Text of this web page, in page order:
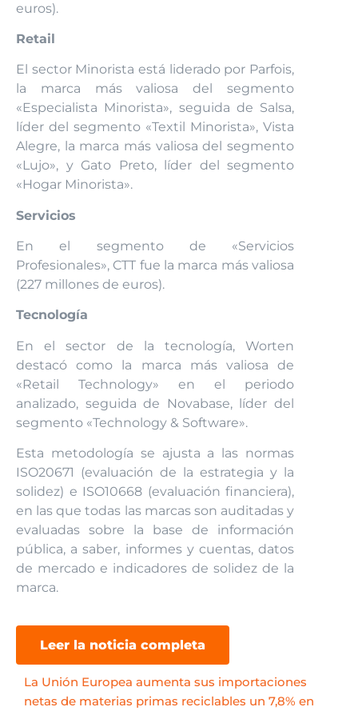
euros).
Retail
El sector Minorista está liderado por Parfois,
la marca más valiosa del segmento
«Especialista Minorista», seguida de Salsa,
líder del segmento «Textil Minorista», Vista
Alegre, la marca más valiosa del segmento
«Lujo», y Gato Preto, líder del segmento
«Hogar Minorista».
Servicios
En el segmento de «Servicios
Profesionales», CTT fue la marca más valiosa
(227 millones de euros).
Tecnología
En el sector de la tecnología, Worten
destacó como la marca más valiosa de
«Retail Technology» en el periodo
analizado, seguida de Novabase, líder del
segmento «Technology & Software».
Esta metodología se ajusta a las normas
ISO20671 (evaluación de la estrategia y la
solidez) e ISO10668 (evaluación financiera),
en las que todas las marcas son auditadas y
evaluadas sobre la base de información
pública, a saber, informes y cuentas, datos
de mercado e indicadores de solidez de la
marca.
Leer la noticia completa
La Unión Europea aumenta sus importaciones
netas de materias primas reciclables un 7,8% en